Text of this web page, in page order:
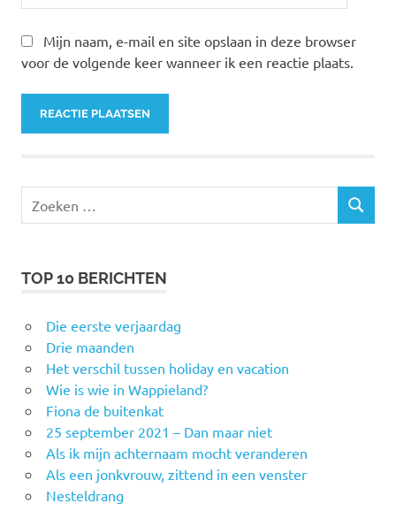
Mijn naam, e-mail en site opslaan in deze browser
voor de volgende keer wanneer ik een reactie plaats.
naar:
ZOEKEN
TOP 10 BERICHTEN
Die eerste verjaardag
Drie maanden
Het verschil tussen holiday en vacation
Wie is wie in Wappieland?
Fiona de buitenkat
25 september 2021 – Dan maar niet
Als ik mijn achternaam mocht veranderen
Als een jonkvrouw, zittend in een venster
Nesteldrang